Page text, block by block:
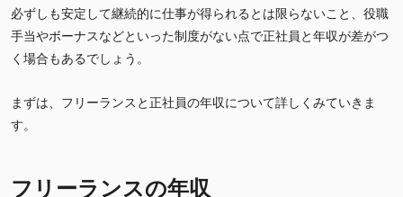
必ずしも安定して継続的に仕事が得られるとは限らないこと、役職
手当やボーナスなどといった制度がない点で正社員と年収が差がつ
く場合もあるでしょう。
まずは、フリーランスと正社員の年収について詳しくみていきま
す。
フリーランスの年収